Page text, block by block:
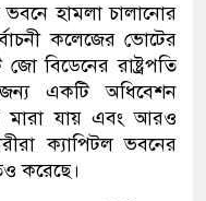
ভবনে হামলা চালানোর
কলেজের ভোটের
বিডেনের রাষ্ট্রপতি
একটি অধিবেশন
মারা যায় এবং আরও
ক্যাপিটল ভবনের
করেছে।